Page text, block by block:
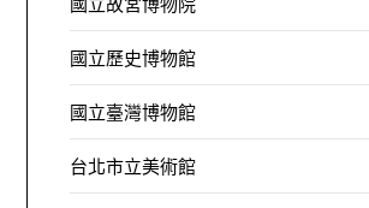
國立歷史博物館
國立臺灣博物館
台北市立美術館